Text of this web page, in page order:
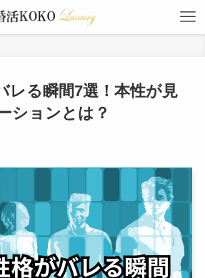
レる瞬間7選！本性が見
ションとは？